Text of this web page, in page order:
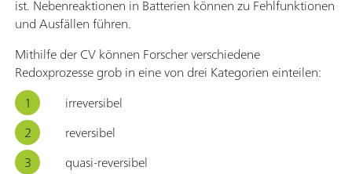
ist. Nebenreaktionen in Batterien können zu Fehlfunktionen
und Ausfällen führen.
Mithilfe der CV können Forscher verschiedene
Redoxprozesse grob in eine von drei Kategorien einteilen:
irreversibel
reversibel
quasi-reversibel